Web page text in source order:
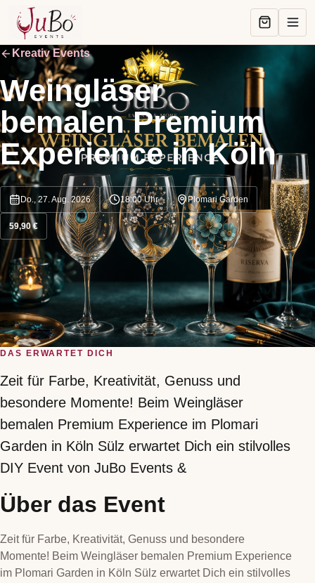
Kreativ Events
Weingläser
bemalen Premium
Experience in Köln
Do., 27. Aug. 2026 18:00Uhr Plomari Garden
59,90 €
DAS ERWARTET DICH
Zeit für Farbe, Kreativität, Genuss und
besondere Momente! Beim Weingläser
bemalen Premium Experience im Plomari
Garden in Köln Sülz erwartet Dich ein stilvolles
DIY Event von JuBo Events &
Über das Event
Zeit für Farbe, Kreativität, Genuss und besondere
Momente! Beim Weingläser bemalen Premium Experience
im Plomari Garden in Köln Sülz erwartet Dich ein stilvolles